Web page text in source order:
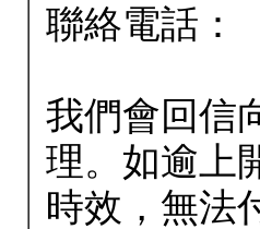
聯絡電話：
我們會回信
理。如逾上
時效，無法